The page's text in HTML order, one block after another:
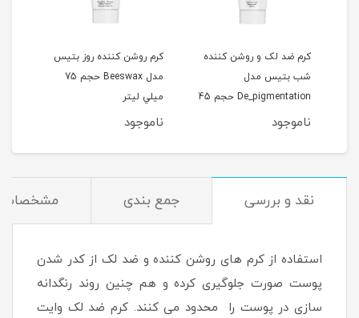
کرم ضد لک و روشن کننده
شب بتیس مدل
De_pigmentation حجم 45
میلی لیتر
ناموجود
کرم روشن کننده روز بتيس
مدل Beeswax حجم 75
ميلي ليتر
ناموجود
نقد و بررسی جمع بندی مشخصات
استفاده از کرم های روشن کننده و ضد لک از کدر شدن
پوست صورت جلوگیری کرده و هم چنین روند رنگدانه
سازی در پوست را محدود می کنند. کرم ضد لک وایت